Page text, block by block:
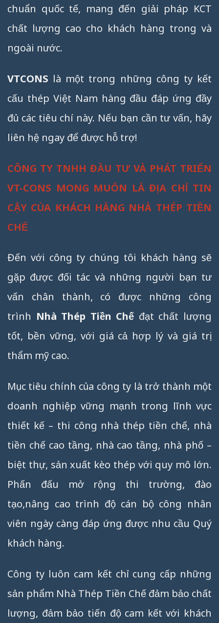
chuẩn quốc tế, mang đến giải pháp KCT
chất lượng cao cho khách hàng trong và
ngoài nước.
VTCONS là một trong những công ty kết
cấu thép Việt Nam hàng đầu đáp ứng đầy
đủ các tiêu chí này. Nếu bạn cần tư vấn, hãy
liên hệ ngay để được hỗ trợ!
CÔNG TY TNHH ĐẦU TƯ VÀ PHÁT TRIỂN
VT-CONS MONG MUỐN LÀ ĐỊA CHỈ TIN
CẬY CỦA KHÁCH HÀNG NHÀ THÉP TIỀN
CHẾ
Đến với công ty chúng tôi khách hàng sẽ
gặp được đối tác và những người bạn tư
vấn chân thành, có được những công
trình Nhà Thép Tiền Chế đạt chất lượng
tốt, bền vững, với giá cả hợp lý và giá trị
thẩm mỹ cao.
Mục tiêu chính của công ty là trở thành một
doanh nghiệp vững mạnh trong lĩnh vực
thiết kế – thi công nhà thép tiền chế, nhà
tiền chế cao tầng, nhà cao tầng, nhà phố –
biệt thự, sản xuất kèo thép với quy mô lớn.
Phấn đấu mở rộng thi trường, đào
tạo,nâng cao trình độ cán bộ công nhân
viên ngày càng đáp ứng được nhu cầu Quý
khách hàng.
Công ty luôn cam kết chỉ cung cấp những
sản phẩm Nhà Thép Tiền Chế đảm bảo chất
lượng, đảm bảo tiến độ cam kết với khách